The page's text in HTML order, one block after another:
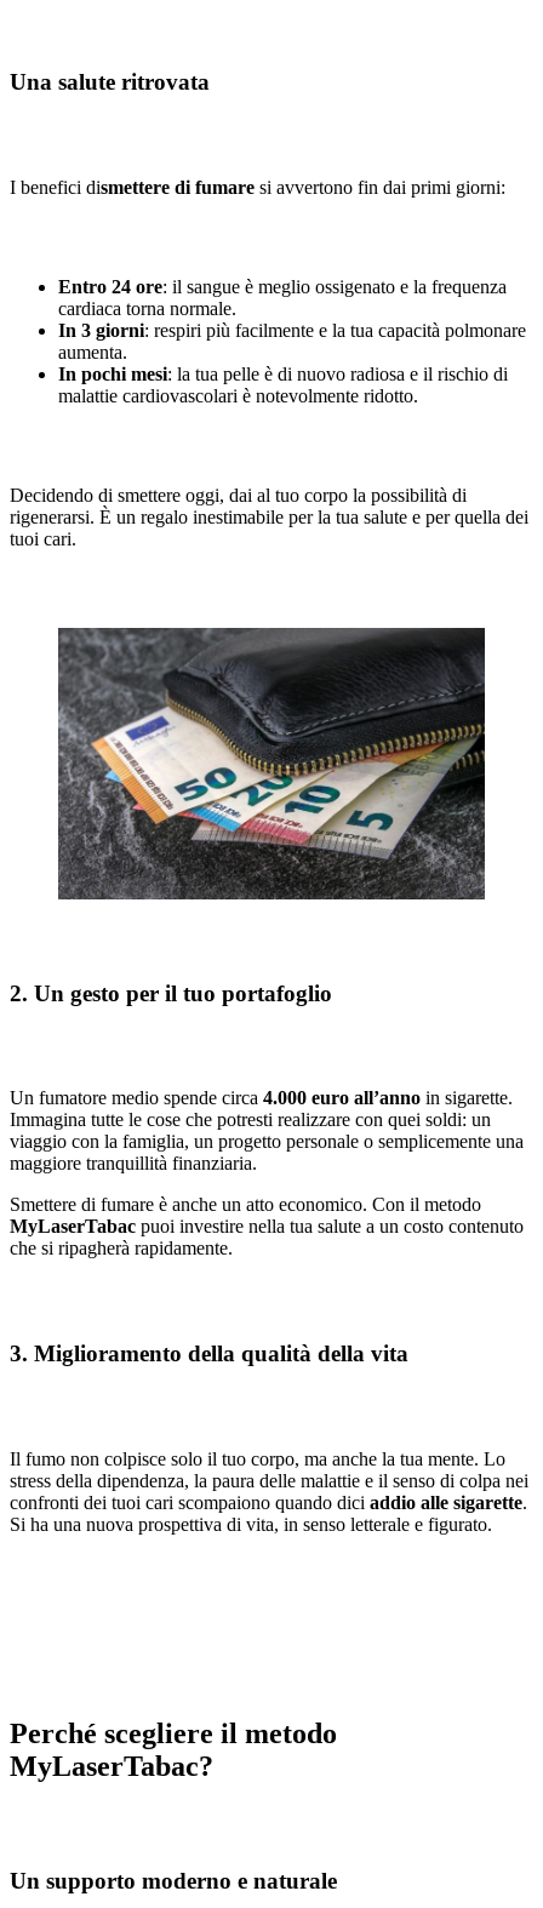
Una salute ritrovata
I benefici dismettere di fumare si avvertono fin dai primi giorni:
Entro 24 ore: il sangue è meglio ossigenato e la frequenza
cardiaca torna normale.
In 3 giorni: respiri più facilmente e la tua capacità polmonare
aumenta.
In pochi mesi: la tua pelle è di nuovo radiosa e il rischio di
malattie cardiovascolari è notevolmente ridotto.
Decidendo di smettere oggi, dai al tuo corpo la possibilità di
rigenerarsi. È un regalo inestimabile per la tua salute e per quella dei
tuoi cari.
2. Un gesto per il tuo portafoglio
Un fumatore medio spende circa 4.000 euro all’anno in sigarette.
Immagina tutte le cose che potresti realizzare con quei soldi: un
viaggio con la famiglia, un progetto personale o semplicemente una
maggiore tranquillità finanziaria.
Smettere di fumare è anche un atto economico. Con il metodo
MyLaserTabac puoi investire nella tua salute a un costo contenuto
che si ripagherà rapidamente.
3. Miglioramento della qualità della vita
Il fumo non colpisce solo il tuo corpo, ma anche la tua mente. Lo
stress della dipendenza, la paura delle malattie e il senso di colpa nei
confronti dei tuoi cari scompaiono quando dici addio alle sigarette.
Si ha una nuova prospettiva di vita, in senso letterale e figurato.
Perché scegliere il metodo
MyLaserTabac?
Un supporto moderno e naturale